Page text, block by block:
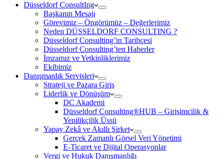
Düsseldorf ConsultIng
Başkanın Mesajı
Görevimiz – Öngörümüz – Değerlerimiz
Neden DÜSSELDORF CONSULTING ?
Düsseldorf Consulting’in Tarihçesi
Düsseldorf Consulting’ten Haberler
İmzamız ve Yetkinliklerimiz
Ekibimiz
Danışmanlık Servisleri
Strateji ve Pazara Giriş
Liderlik ve Dönüşüm
DC Akademi
Düsseldorf Consulting®HUB – Girişimcilik &
Yenilikçilik Üssü
Yapay Zekâ ve Akıllı Şirket
Gerçek Zamanlı Görsel Veri Yönetimi
E-Ticaret ve Dijital Operasyonlar
Vergi ve Hukuk Danışmanlığı